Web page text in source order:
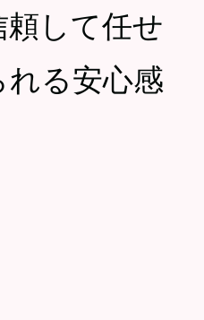
頼して任せ
れる安心感